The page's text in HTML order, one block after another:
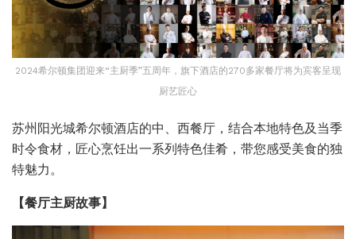
2024希尔顿集团迎来“主厨季”五周年，旗下酒店的270多家餐厅将为宾客呈现
厨艺匠心
苏州阳光城希尔顿酒店的中、西餐厅，结合本地特色及当季
时令食材，匠心烹饪出一系列特色佳肴，带您感受美食的独
特魅力。
【餐厅主厨故事】